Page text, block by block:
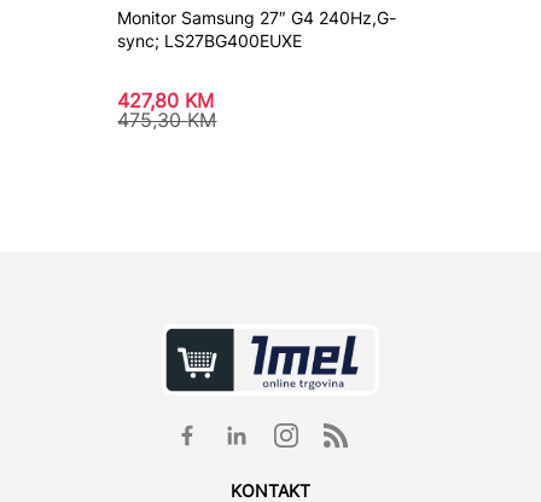
Monitor Samsung 27″ G4 240Hz,G-
sync; LS27BG400EUXE
427,80 KM
475,30KM
KONTAKT